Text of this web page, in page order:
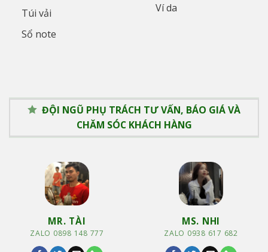
Túi vải
Sổ note
Ví da
ĐỘI NGŨ PHỤ TRÁCH TƯ VẤN, BÁO GIÁ VÀ
CHĂM SÓC KHÁCH HÀNG
MR. TÀI
ZALO 0898 148 777
MS. NHI
ZALO 0938 617 682